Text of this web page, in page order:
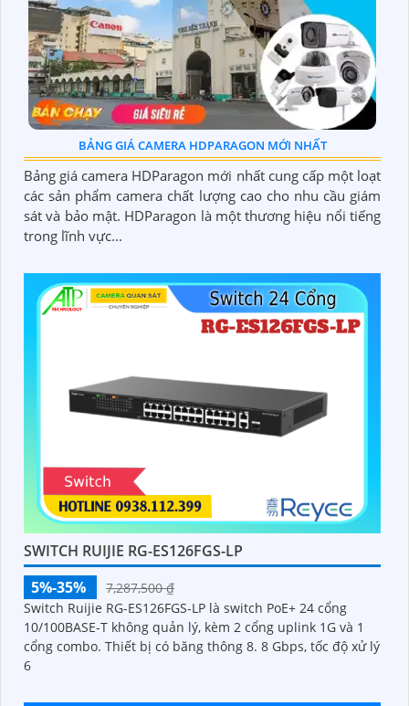
BẢNG GIÁ CAMERA HDPARAGON MỚI NHẤT
Bảng giá camera HDParagon mới nhất cung cấp một loạt
các sản phẩm camera chất lượng cao cho nhu cầu giám
sát và bảo mật. HDParagon là một thương hiệu nổi tiếng
trong lĩnh vực...
SWITCH RUIJIE RG-ES126FGS-LP
5%-35%
7,287,500 ₫
Switch Ruijie RG-ES126FGS-LP là switch PoE+ 24 cổng
10/100BASE-T không quản lý, kèm 2 cổng uplink 1G và 1
cổng combo. Thiết bị có băng thông 8. 8 Gbps, tốc độ xử lý
6